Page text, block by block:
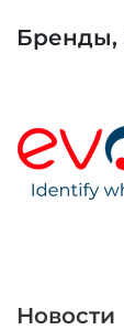
Бренды,
Новости